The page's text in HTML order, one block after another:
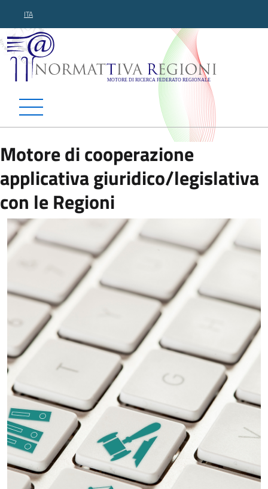
ITA
Normattiva Regioni -
Motore di cooperazione
applicativa giuridico/legislativa
con le Regioni